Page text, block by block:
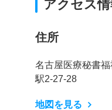
アクセス
住所
名古屋医療秘書
駅2-27-28
地図を見る